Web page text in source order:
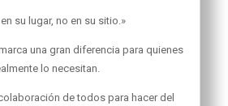
su lugar, no en su sitio.»
una gran diferencia para quienes
lo necesitan.
de todos para hacer del